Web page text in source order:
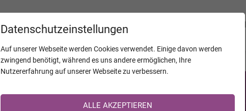
Datenschutzeinstellungen
Auf unserer Webseite werden Cookies verwendet. Einige davon werden
zwingend benötigt, während es uns andere ermöglichen, Ihre
Nutzererfahrung auf unserer Webseite zu verbessern.
ALLE AKZEPTIEREN
KALENDER JAHRESTAGE UNTERNEHMEN